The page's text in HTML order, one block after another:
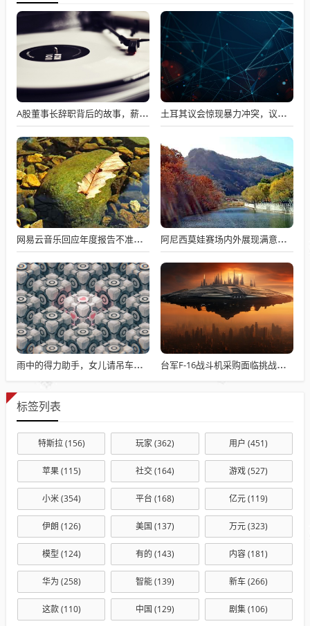
A股董事长辞职背后的故事，薪资不满意引发争议 土耳其议会惊现暴力冲突，议员互撕引发全球瞩目
网易云音乐回应年度报告不准争议，数据与情感对接的精准之道 阿尼西莫娃赛场内外展现满意与期待，自信闪耀全场
雨中的得力助手，女儿请吊车助父母快速收玉米 台军F-16战斗机采购面临挑战与困境
标签列表
特斯拉(156) 玩家(362) 用户 (451)
苹果(115) 社交(164) 游戏(527)
小米(354) 平台 (168) 亿元(119)
伊朗 (126) 美国 (137) 万元(323)
模型 (124) 有的 (143) 内容(181)
华为 (258) 智能(139) 新车(266)
这款(110) 中国 (129) 剧集(106)